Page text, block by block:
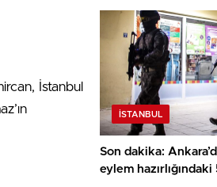
İstanbul
İSTANBUL
Son dakika:
eylem